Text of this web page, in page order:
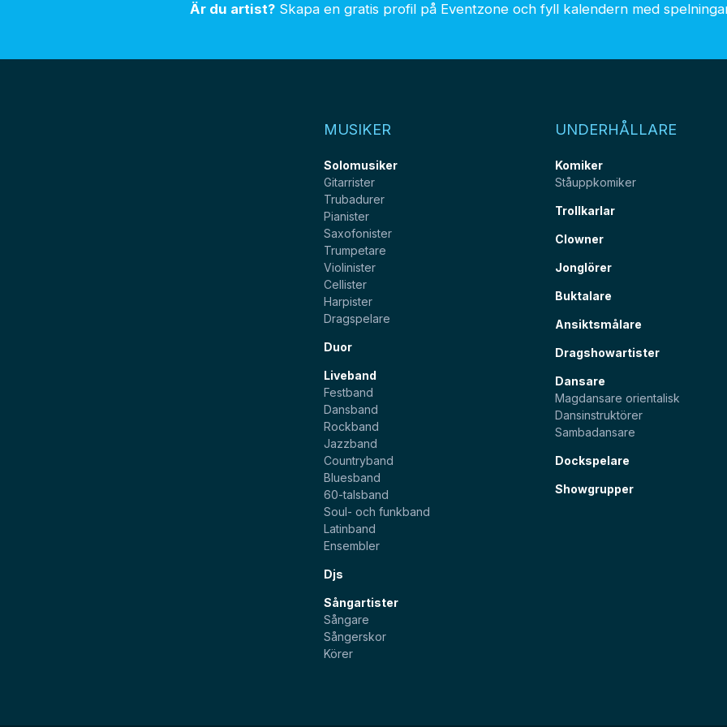
Är du artist? Skapa en gratis profil på Eventzone och fyll kalendern med
MUSIKER
Solomusiker
Gitarrister
Trubadurer
Pianister
Saxofonister
Trumpetare
Violinister
Cellister
Harpister
Dragspelare
Duor
Liveband
Festband
Dansband
Rockband
Jazzband
Countryband
Bluesband
60-talsband
Soul- och funkband
Latinband
Ensembler
Djs
Sångartister
Sångare
Sångerskor
Körer
UNDERHÅLLARE
Komiker
Ståuppkomiker
Trollkarlar
Clowner
Jonglörer
Buktalare
Ansiktsmålare
Dragshowartister
Dansare
Magdansare orientalisk
Dansinstruktörer
Sambadansare
Dockspelare
Showgrupper